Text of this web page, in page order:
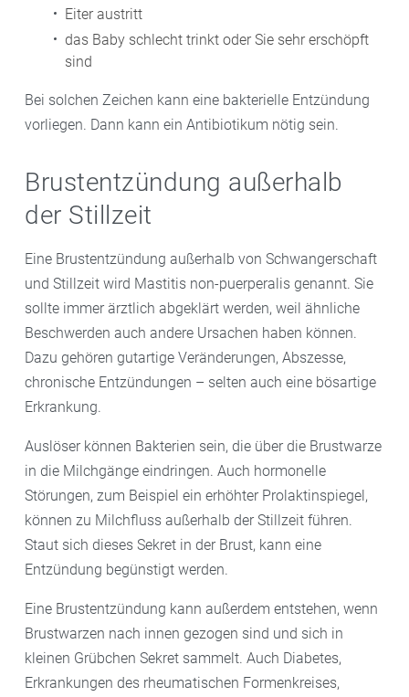
Eiter austritt
das Baby schlecht trinkt oder Sie sehr erschöpft
sind
Bei solchen Zeichen kann eine bakterielle Entzündung
vorliegen. Dann kann ein Antibiotikum nötig sein.
Brustentzündung außerhalb
der Stillzeit
Eine Brustentzündung außerhalb von Schwangerschaft
und Stillzeit wird Mastitis non-puerperalis genannt. Sie
sollte immer ärztlich abgeklärt werden, weil ähnliche
Beschwerden auch andere Ursachen haben können.
Dazu gehören gutartige Veränderungen, Abszesse,
chronische Entzündungen – selten auch eine bösartige
Erkrankung.
Auslöser können Bakterien sein, die über die Brustwarze
in die Milchgänge eindringen. Auch hormonelle
Störungen, zum Beispiel ein erhöhter Prolaktinspiegel,
können zu Milchfluss außerhalb der Stillzeit führen.
Staut sich dieses Sekret in der Brust, kann eine
Entzündung begünstigt werden.
Eine Brustentzündung kann außerdem entstehen, wenn
Brustwarzen nach innen gezogen sind und sich in
kleinen Grübchen Sekret sammelt. Auch Diabetes,
Erkrankungen des rheumatischen Formenkreises,